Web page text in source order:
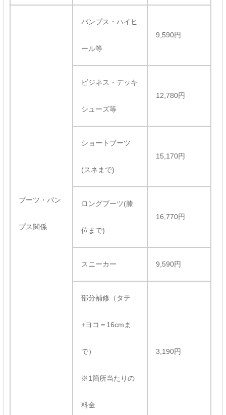
ブーツ・パン
プス関係
パンプス・ハイヒ
ール等
9,590円
ビジネス・デッキ
シューズ等
12,780円
ショートブーツ
(スネまで)
15,170円
ロングブーツ(膝
位まで)
16,770円
スニーカー 9,590円
部分補修（タテ
+ヨコ＝16cmま
で）
※1箇所当たりの
料金
3,190円